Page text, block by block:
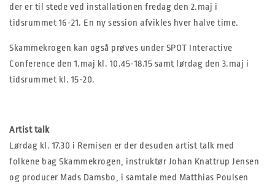
der er til stede ved installationen fredag den 2.maj i
tidsrummet 16-21. En ny session afvikles hver halve time.
Skammekrogen kan også prøves under SPOT Interactive
Conference den 1.maj kl. 10.45-18.15 samt lørdag den 3.maj i
tidsrummet kl. 15-20.
Artist talk
Lørdag kl. 17.30 i Remisen er der desuden artist talk med
folkene bag Skammekrogen, instruktør Johan Knattrup Jensen
og producer Mads Damsbo, i samtale med Matthias Poulsen